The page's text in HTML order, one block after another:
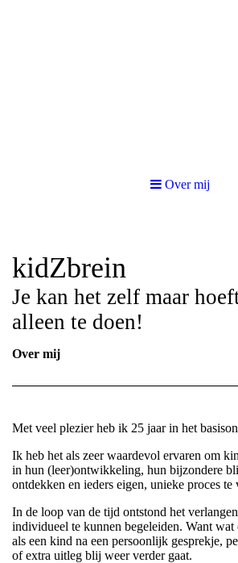
Over mij
kidZbrein
Je kan het zelf maar
alleen te doen!
Over mij
Met veel plezier heb ik 25 jaar in het
Ik heb het als zeer waardevol ervaren om
in hun (leer)ontwikkeling, hun bijzondere
ontdekken en ieders eigen, unieke proces te
In de loop van de tijd ontstond het
individueel te kunnen begeleiden. Want wat
als een kind na een persoonlijk gesprekje,
of extra uitleg blij weer verder gaat.